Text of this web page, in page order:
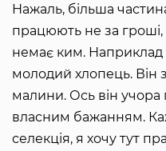
Нажаль, більша
працюють не за гроші,
немає ким. Наприклад
молодий хлопець. Він
малини. Ось він
власним бажанням.
селекція, я хочу тут